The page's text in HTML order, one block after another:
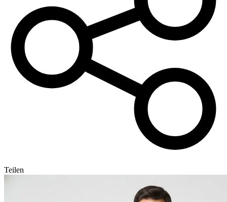
Teilen